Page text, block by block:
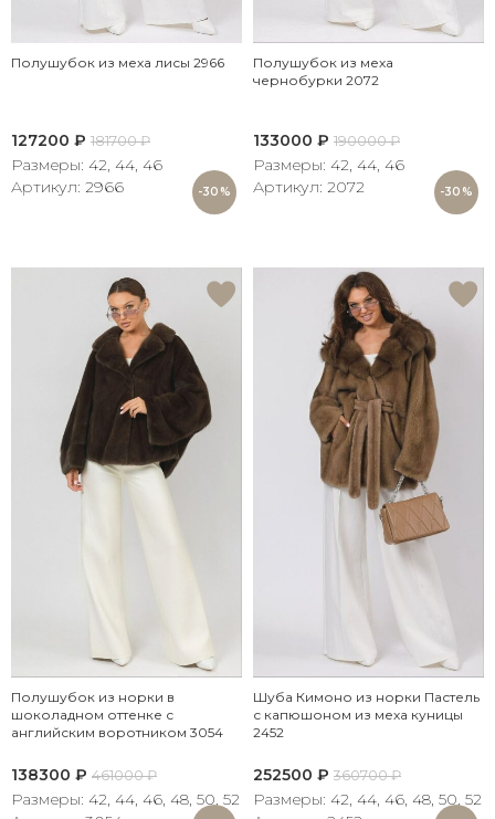
-30%
Полушубок из меха лисы 2966
127200 ₽ 181700₽
Размеры: 42, 44, 46
Артикул: 2966
-30%
Полушубок из меха
чернобурки 2072
133000 ₽ 190000₽
Размеры: 42, 44, 46
Артикул: 2072
Полушубок из норки в
шоколадном оттенке с
английским воротником 3054
138300 ₽ 461000₽
Размеры: 42, 44, 46, 48, 50, 52
Шуба Кимоно из норки Пастель
с капюшоном из меха куницы
2452
252500 ₽ 360700₽
Размеры: 42, 44, 46, 48, 50, 52